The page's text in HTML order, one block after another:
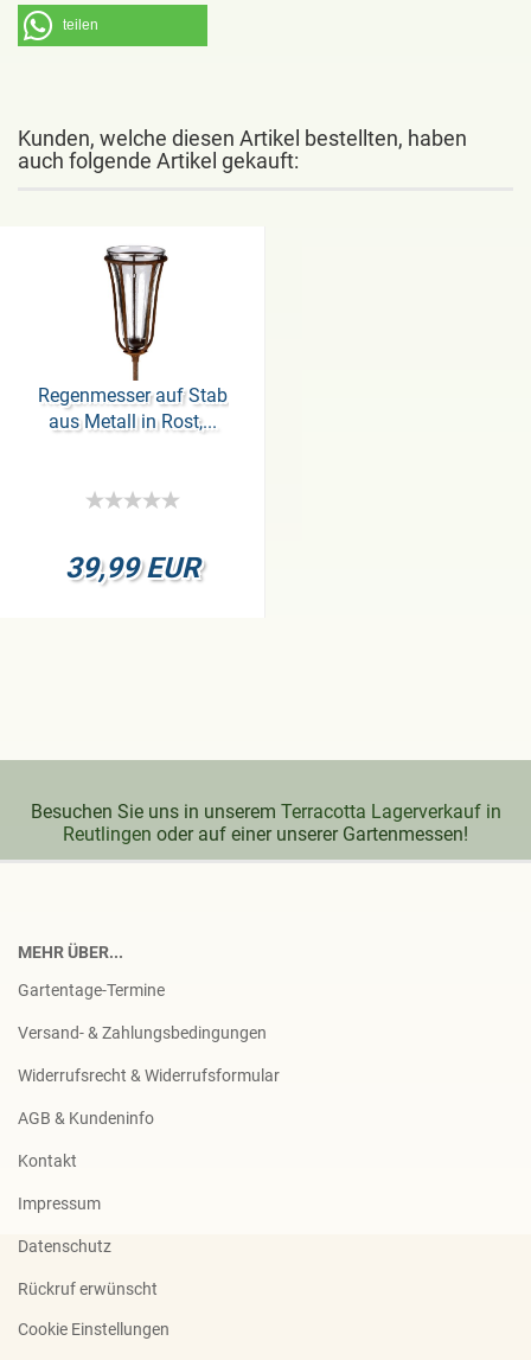
teilen
Kunden, welche diesen Artikel bestellten, haben
auch folgende Artikel gekauft:
Re­gen­mes­ser auf Stab
aus Me­tall in Rost,...
39,99 EUR
Besuchen Sie uns in unserem Terracotta Lagerverkauf in
Reutlingen oder auf einer unserer Gartenmessen!
MEHR ÜBER...
Gartentage-Termine
Versand- & Zahlungsbedingungen
Widerrufsrecht & Widerrufsformular
AGB & Kundeninfo
Kontakt
Impressum
Datenschutz
Rückruf erwünscht
Cookie Einstellungen